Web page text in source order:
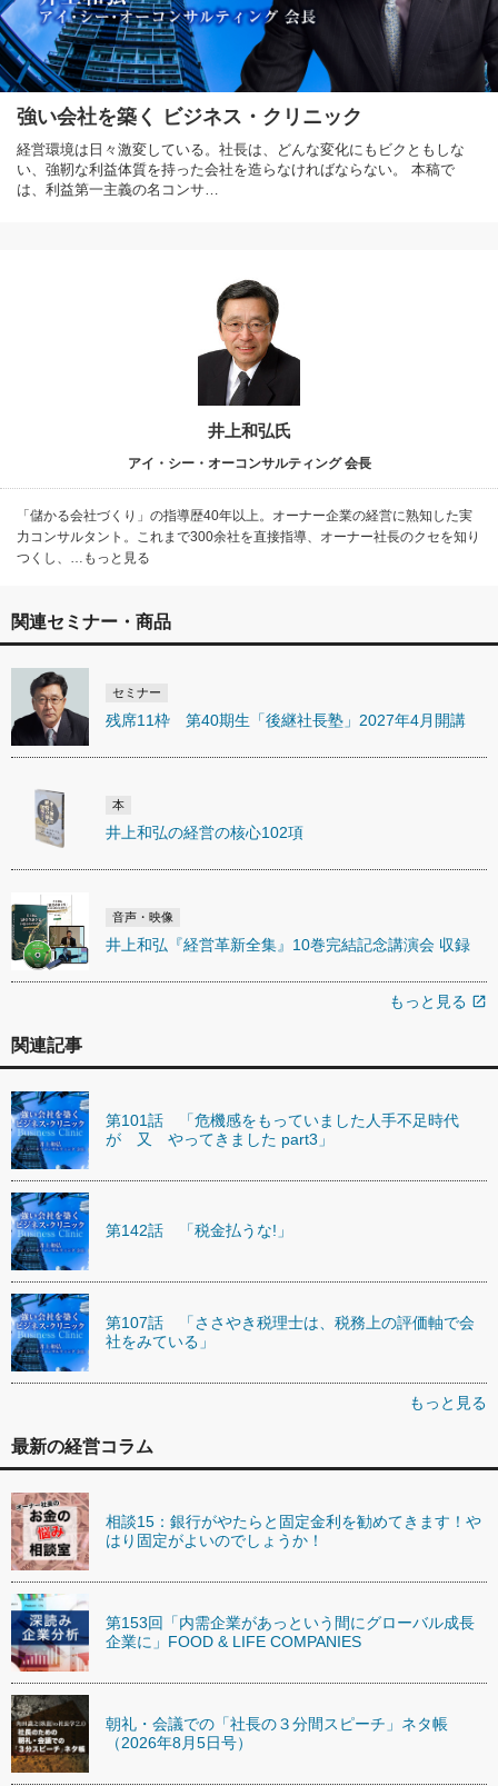
強い会社を築く ビジネス・クリニック
経営環境は日々激変している。社長は、どんな変化にもビクともしな
い、強靭な利益体質を持った会社を造らなければならない。 本稿で
は、利益第一主義の名コンサ…
井上和弘氏
アイ・シー・オーコンサルティング 会長
「儲かる会社づくり」の指導歴40年以上。オーナー企業の経営に熟知した実
力コンサルタント。これまで300余社を直接指導、オーナー社長のクセを知り
つくし、…もっと見る
関連セミナー・商品
セミナー
残席11枠 第40期生「後継社長塾」2027年4月開講
本
井上和弘の経営の核心102項
音声・映像
井上和弘『経営革新全集』10巻完結記念講演会 収録
もっと見る open_in_new
関連記事
第101話 「危機感をもっていました人手不足時代
が 又 やってきました part3」
第142話 「税金払うな!」
第107話 「ささやき税理士は、税務上の評価軸で会
社をみている」
もっと見る
最新の経営コラム
相談15：銀行がやたらと固定金利を勧めてきます！や
はり固定がよいのでしょうか！
第153回「内需企業があっという間にグローバル成長
企業に」FOOD & LIFE COMPANIES
朝礼・会議での「社長の３分間スピーチ」ネタ帳
（2026年8月5日号）